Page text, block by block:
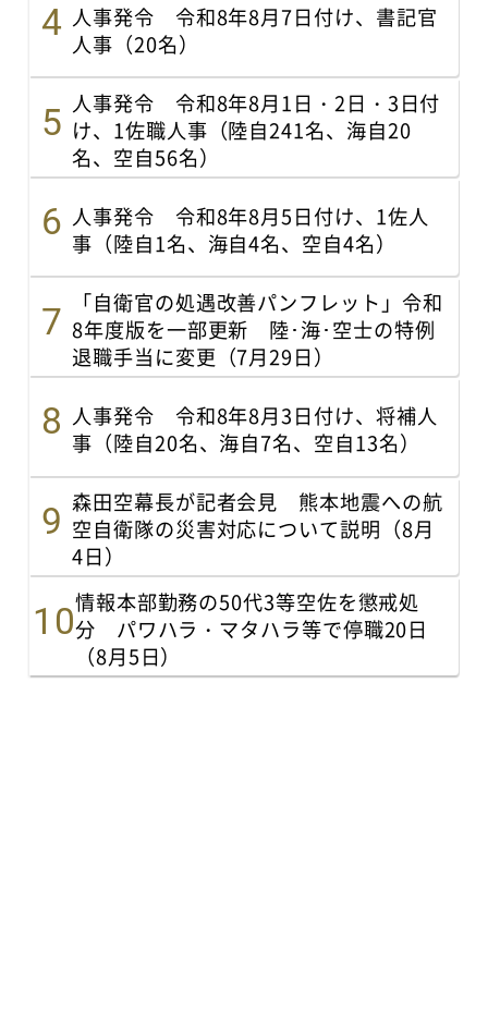
人事発令 令和8年8月7日付け、書記官
人事（20名）
人事発令 令和8年8月1日・2日・3日付
け、1佐職人事（陸自241名、海自20
名、空自56名）
人事発令 令和8年8月5日付け、1佐人
事（陸自1名、海自4名、空自4名）
「自衛官の処遇改善パンフレット」令和
8年度版を一部更新 陸･海･空士の特例
退職手当に変更（7月29日）
人事発令 令和8年8月3日付け、将補人
事（陸自20名、海自7名、空自13名）
森田空幕長が記者会見 熊本地震への航
空自衛隊の災害対応について説明（8月
4日）
情報本部勤務の50代3等空佐を懲戒処
分 パワハラ・マタハラ等で停職20日
（8月5日）